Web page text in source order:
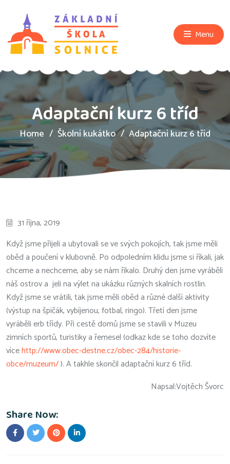
Menu
Adaptační kurz 6 tříd
Home Školní kukátko Adaptační kurz 6 tříd
31 října, 2019
Když jsme přijeli a ubytovali se ve svých pokojích, tak jsme měli
oběd a poučení v klubovně. Po odpoledním klidu jsme si říkali, jak
chceme a nechceme, aby se nám říkalo. Druhý den jsme vyráběli
náš ostrov a jeli na výlet na ukázku různých skalních rostlin.
Když jsme se vrátili, tak jsme měli oběd a různé další aktivity
(výstup na špičák, vybíjenou, fotbal, ringo). Třetí den jsme
vyráběli erb třídy. Při cestě domů jsme se stavili v Muzeu
zimních sportů, turistiky a řemesel (odkaz kde se toho dozvíte
vícehttp://www.obec-destne.cz/obec-284/historie-
obce/muzeum/). A takhle skončil adaptační kurz 6 tříd.
Napsal:Vojtěch Švorc
Share Now: